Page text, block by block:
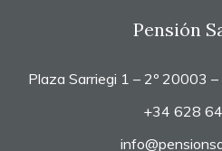
Pensión
Plaza Sarriegi 1 – 2º 20003
+34 628